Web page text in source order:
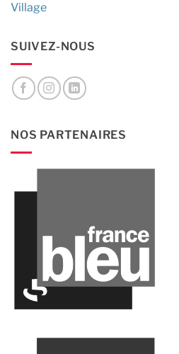
Village
SUIVEZ-NOUS
NOS PARTENAIRES